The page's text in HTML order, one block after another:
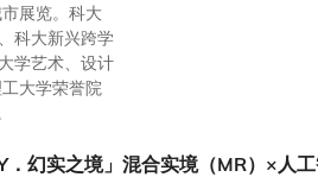
展览。科大
科大新兴跨学
学艺术、设计
大学荣誉院
．幻实之境」混合实境（MR）×人